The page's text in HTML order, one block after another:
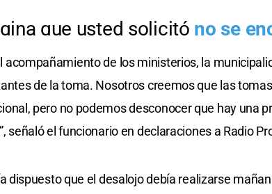
acompañamiento de los ministerios, la
de la toma. Nosotros creemos que las
pero no podemos desconocer que hay una
señaló el funcionario en declaraciones a Radio
dispuesto que el desalojo debía realizarse